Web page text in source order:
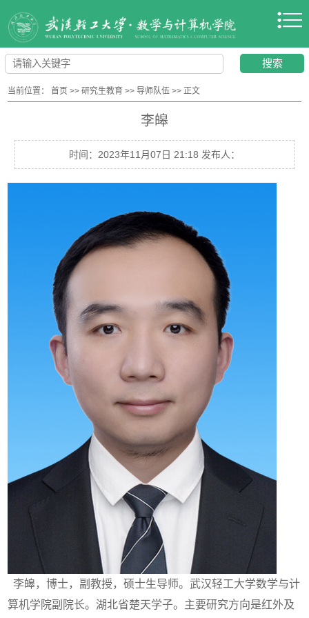
当前位置：首页 >>研究生教育 >>导师队伍 >>正文
李皞
时间：2023年11月07日 21:18 发布人：
李皞，博士，副教授，硕士生导师。武汉轻工大学数学与计
算机学院副院长。湖北省楚天学子。主要研究方向是红外及